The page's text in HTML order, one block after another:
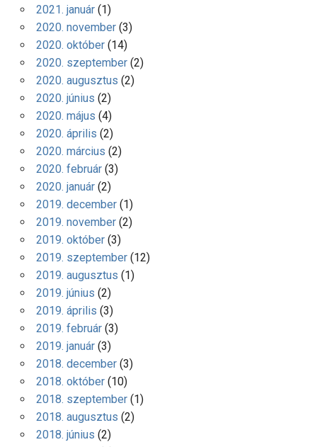
2021. január(1)
2020. november(3)
2020. október(14)
2020. szeptember(2)
2020. augusztus (2)
2020. június (2)
2020. május (4)
2020. április (2)
2020. március (2)
2020. február(3)
2020. január(2)
2019. december(1)
2019. november(2)
2019. október(3)
2019. szeptember(12)
2019. augusztus (1)
2019. június (2)
2019. április (3)
2019. február(3)
2019. január(3)
2018. december(3)
2018. október(10)
2018. szeptember(1)
2018. augusztus (2)
2018. június (2)